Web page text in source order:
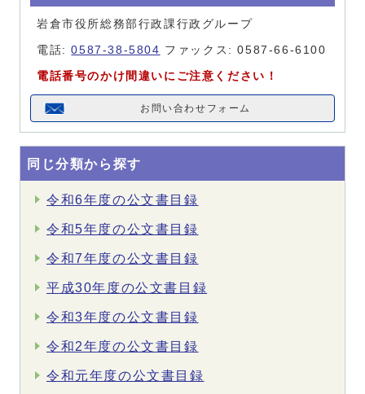
岩倉市役所総務部行政課行政グループ
電話:0587-38-5804 ファックス: 0587-66-6100
電話番号のかけ間違いにご注意ください！
お問い合わせフォーム
同じ分類から探す
令和6年度の公文書目録
令和5年度の公文書目録
令和7年度の公文書目録
平成30年度の公文書目録
令和3年度の公文書目録
令和2年度の公文書目録
令和元年度の公文書目録